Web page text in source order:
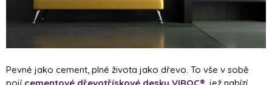
Pevné jako cement, plné života jako dřevo. To vše v sobě